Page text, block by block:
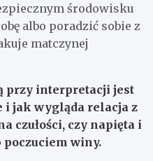
środowisku
albo poradzić sobie z
matczynej
przy interpretacji jest
i jak wygląda relacja z
czułości, czy napięta i
winy.